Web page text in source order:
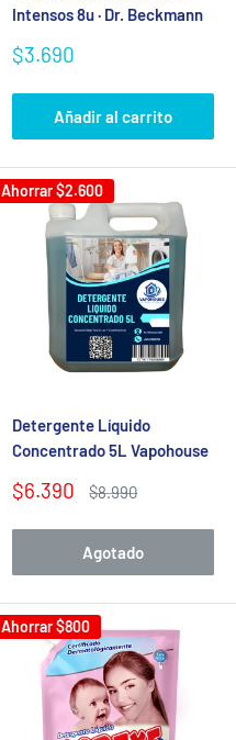
Intensos 8u · Dr. Beckmann
Precio
venta
$3.690
Añadir al carrito
Ahorrar$2.600
Detergente Líquido
Concentrado 5L Vapohouse
Precio
venta
$6.390
Precio
$8.990
Agotado
Ahorrar$800